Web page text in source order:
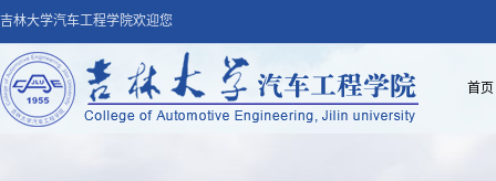
吉林大学汽车工程学院欢迎您
首页